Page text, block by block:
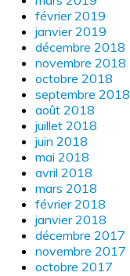
février 2019
janvier 2019
décembre 2018
novembre 2018
octobre 2018
septembre 2018
août 2018
juillet 2018
juin 2018
mai 2018
avril 2018
mars 2018
février 2018
janvier 2018
décembre 2017
novembre 2017
octobre 2017